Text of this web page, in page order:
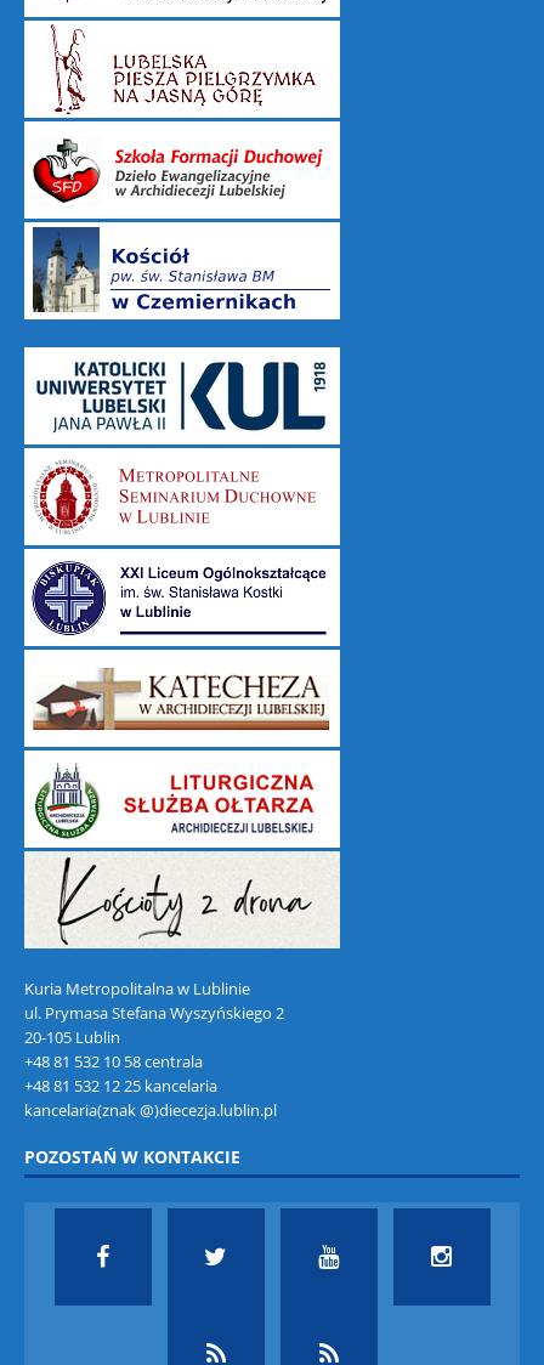
Kuria Metropolitalna w Lublinie
ul. Prymasa Stefana Wyszyńskiego 2
20-105 Lublin
+48 81 532 10 58 centrala
+48 81 532 12 25 kancelaria
kancelaria(znak @)diecezja.lublin.pl
POZOSTAŃ W KONTAKCIE